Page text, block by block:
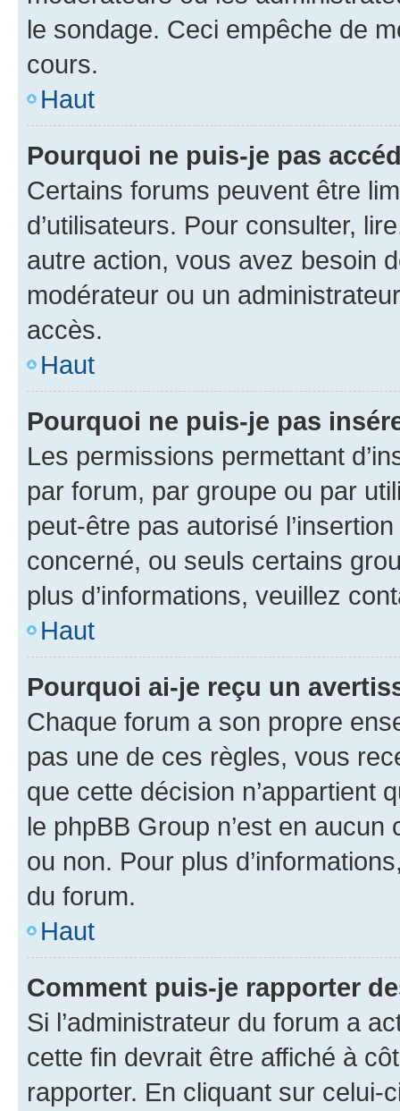
le sondage. Ceci empêche de
cours.
Haut
Pourquoi ne puis-je pas
Certains forums peuvent être
d’utilisateurs. Pour consulter,
autre action, vous avez besoin
modérateur ou un
accès.
Haut
Pourquoi ne puis-je pas
Les permissions permettant
par forum, par groupe ou par
peut-être pas autorisé
concerné, ou seuls certains
plus d’informations, veuillez
Haut
Pourquoi ai-je reçu un
Chaque forum a son propre
pas une de ces règles, vous
que cette décision n’appartient
le phpBB Group n’est en
ou non. Pour plus
du forum.
Haut
Comment puis-je rapporter
Si l’administrateur du forum a
cette fin devrait être affiché à
rapporter. En cliquant sur